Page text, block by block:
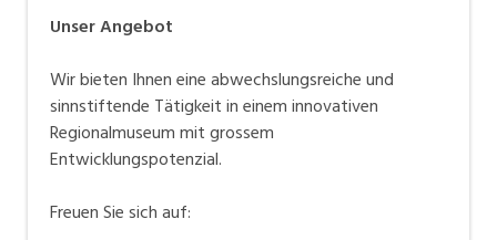
Unser Angebot
Wir bieten Ihnen eine abwechslungsreiche und
sinnstiftende Tätigkeit in einem innovativen
Regionalmuseum mit grossem
Entwicklungspotenzial.
Freuen Sie sich auf: